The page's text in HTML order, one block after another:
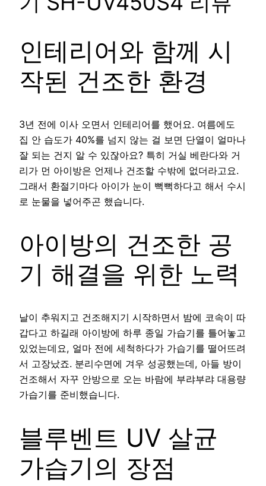
인테리어와 함께 시
작된 건조한 환경
3년 전에 이사 오면서 인테리어를 했어요. 여름에도
집 안 습도가 40%를 넘지 않는 걸 보면 단열이 얼마나
잘 되는 건지 알 수 있잖아요? 특히 거실 베란다와 거
리가 먼 아이방은 언제나 건조할 수밖에 없더라고요.
그래서 환절기마다 아이가 눈이 뻑뻑하다고 해서 수시
로 눈물을 넣어주곤 했습니다.
아이방의 건조한 공
기 해결을 위한 노력
날이 추워지고 건조해지기 시작하면서 밤에 코속이 따
갑다고 하길래 아이방에 하루 종일 가습기를 틀어놓고
있었는데요, 얼마 전에 세척하다가 가습기를 떨어뜨려
서 고장났죠. 분리수면에 겨우 성공했는데, 아들 방이
건조해서 자꾸 안방으로 오는 바람에 부랴부랴 대용량
가습기를 준비했습니다.
블루벤트 UV 살균
가습기의 장점